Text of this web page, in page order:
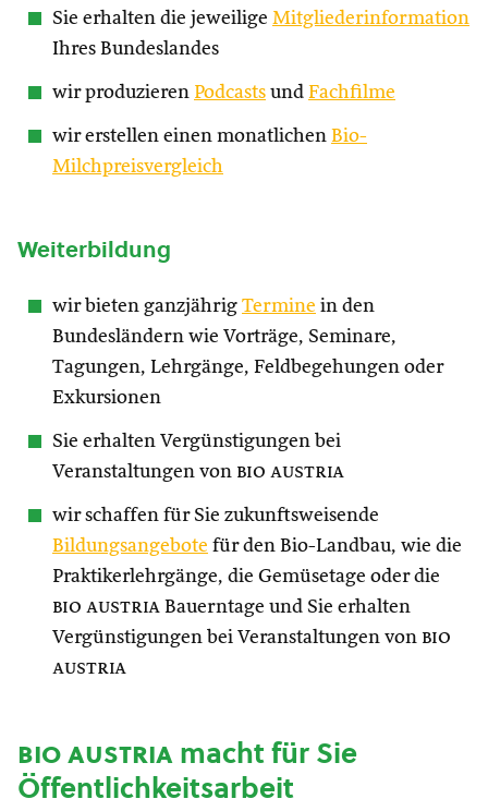
Sie erhalten die jeweilige Mitgliederinformation
Ihres Bundeslandes
wir produzieren Podcasts und Fachfilme
wir erstellen einen monatlichen Bio-
Milchpreisvergleich
Weiterbildung
wir bieten ganzjährig Termine in den
Bundesländern wie Vorträge, Seminare,
Tagungen, Lehrgänge, Feldbegehungen oder
Exkursionen
Sie erhalten Vergünstigungen bei
Veranstaltungen von bio austria
wir schaffen für Sie zukunftsweisende
Bildungsangebote für den Bio-Landbau, wie die
Praktikerlehrgänge, die Gemüsetage oder die
bio austria Bauerntage und Sie erhalten
Vergünstigungen bei Veranstaltungen von bio
austria
bio austriamacht für Sie
Öffentlichkeitsarbeit